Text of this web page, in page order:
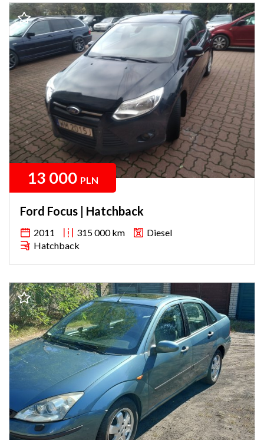
13 000 PLN
Ford Focus | Hatchback
2011 315 000 km
Diesel
Hatchback